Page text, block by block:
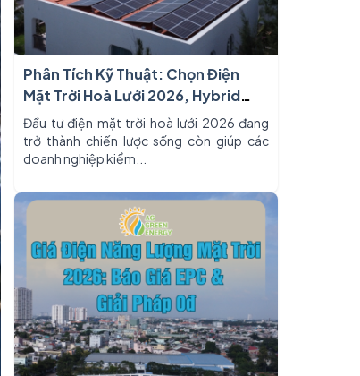
Phân Tích Kỹ Thuật: Chọn Điện
Mặt Trời Hoà Lưới 2026, Hybrid
Hay Độc Lập?
Đầu tư điện mặt trời hoà lưới 2026 đang
trở thành chiến lược sống còn giúp các
doanh nghiệp kiểm...